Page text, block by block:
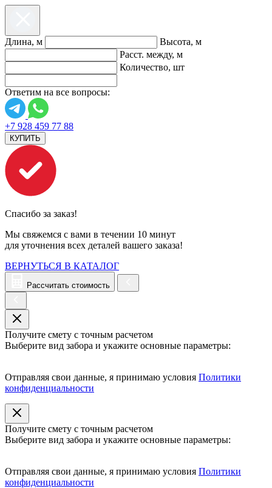
Длина, м
Высота, м
Расст. между, м
Количество, шт
Ответим на все вопросы:
+7 928 459 77 88
КУПИТЬ
Спасибо за заказ!
Мы свяжемся с вами в течении 10 минут
для уточнения всех деталей вашего заказа!
ВЕРНУТЬСЯ В КАТАЛОГ
Рассчитать стоимость
Получите смету с точным расчетом
Выберите вид забора и укажите основные параметры:
Отправляя свои данные, я принимаю условия Политики
конфиденциальности
Получите смету с точным расчетом
Выберите вид забора и укажите основные параметры:
Отправляя свои данные, я принимаю условия Политики
конфиденциальности